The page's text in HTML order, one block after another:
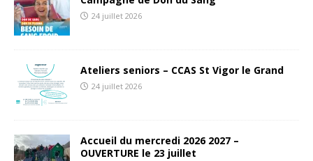
24 juillet 2026
Ateliers seniors – CCAS St Vigor le Grand
24 juillet 2026
Accueil du mercredi 2026 2027 –
OUVERTURE le 23 juillet